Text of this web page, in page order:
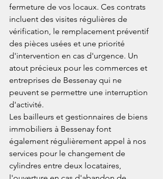
fermeture de vos locaux. Ces contrats
incluent des visites régulières de
vérification, le remplacement préventif
des pièces usées et une priorité
d'intervention en cas d'urgence. Un
atout précieux pour les commerces et
entreprises de Bessenay qui ne
peuvent se permettre une interruption
d'activité.
Les bailleurs et gestionnaires de biens
immobiliers à Bessenay font
également régulièrement appel à nos
services pour le changement de
cylindres entre deux locataires,